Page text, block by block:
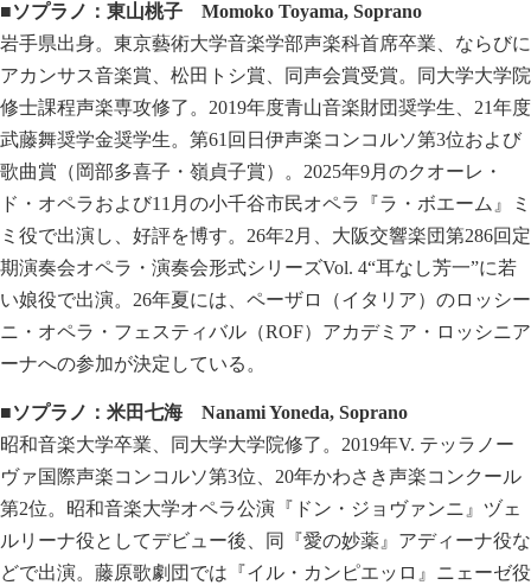
■ソプラノ：東山桃子 Momoko Toyama, Soprano
岩手県出身。東京藝術大学音楽学部声楽科首席卒業、ならびに
アカンサス音楽賞、松田トシ賞、同声会賞受賞。同大学大学院
修士課程声楽専攻修了。2019年度青山音楽財団奨学生、21年度
武藤舞奨学金奨学生。第61回日伊声楽コンコルソ第3位および
歌曲賞（岡部多喜子・嶺貞子賞）。2025年9月のクオーレ・
ド・オペラおよび11月の小千谷市民オペラ『ラ・ボエーム』ミ
ミ役で出演し、好評を博す。26年2月、大阪交響楽団第286回定
期演奏会オペラ・演奏会形式シリーズVol. 4“耳なし芳一”に若
い娘役で出演。26年夏には、ペーザロ（イタリア）のロッシー
ニ・オペラ・フェスティバル（ROF）アカデミア・ロッシニア
ーナへの参加が決定している。
■ソプラノ：米田七海 Nanami Yoneda, Soprano
昭和音楽大学卒業、同大学大学院修了。2019年V. テッラノー
ヴァ国際声楽コンコルソ第3位、20年かわさき声楽コンクール
第2位。昭和音楽大学オペラ公演『ドン・ジョヴァンニ』ヅェ
ルリーナ役としてデビュー後、同『愛の妙薬』アディーナ役な
どで出演。藤原歌劇団では『イル・カンピエッロ』ニェーゼ役